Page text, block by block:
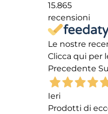
15.865
recensioni
Le nostre
Clicca qui per
Precedente
Ieri
Prodotti di